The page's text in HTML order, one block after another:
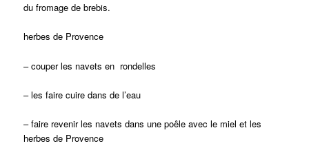
du fromage de brebis.
herbes de Provence
– couper les navets en rondelles
– les faire cuire dans de l’eau
– faire revenir les navets dans une poêle avec le miel et les
herbes de Provence